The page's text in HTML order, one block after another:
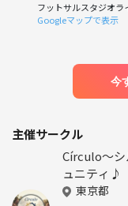
フットサルスタジオラ
Googleマップで表示
今
主催サークル
Círculo〜シ
ュニティ♪
東京都